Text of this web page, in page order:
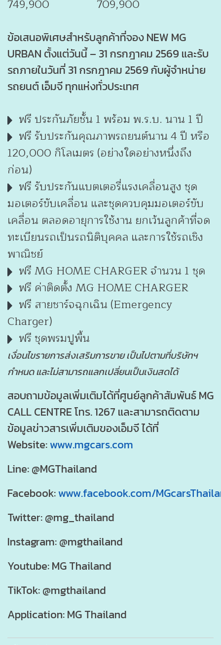
749,900 709,900
ข้อเสนอพิเศษสำหรับลูกค้าที่จอง NEW MG
URBAN ตั้งแต่วันนี้ – 31 กรกฎาคม 2569 และรับ
รถภายในวันที่ 31 กรกฎาคม 2569 กับผู้จำหน่าย
รถยนต์ เอ็มจี ทุกแห่งทั่วประเทศ
ฟรี ประกันภัยชั้น 1 พร้อม พ.ร.บ. นาน 1 ปี
ฟรี รับประกันคุณภาพรถยนต์นาน 4 ปี หรือ
120,000 กิโลเมตร (อย่างใดอย่างหนึ่งถึง
ก่อน)
ฟรี รับประกันแบตเตอรี่แรงเคลื่อนสูง ชุด
มอเตอร์ขับเคลื่อน และชุดควบคุมมอเตอร์ขับ
เคลื่อน ตลอดอายุการใช้งาน ยกเว้นลูกค้าที่จด
ทะเบียนรถเป็นรถนิติบุคคล และการใช้รถเชิง
พาณิชย์
ฟรี MG HOME CHARGER จำนวน 1 ชุด
ฟรี ค่าติดตั้ง MG HOME CHARGER
ฟรี สายชาร์จฉุกเฉิน (Emergency
Charger)
ฟรี ชุดพรมปูพื้น
เงื่อนไขรายการส่งเสริมการขาย เป็นไปตามที่บริษัทฯ
กำหนด และไม่สามารถแลกเปลี่ยนเป็นเงินสดได้
สอบถามข้อมูลเพิ่มเติมได้ที่ศูนย์ลูกค้าสัมพันธ์ MG
CALL CENTRE โทร. 1267 และสามารถติดตาม
ข้อมูลข่าวสารเพิ่มเติมของเอ็มจี ได้ที่
Website:www.mgcars.com
Line: @MGThailand
Facebook:www.facebook.com/
Twitter: @mg_thailand
Instagram: @mgthailand
Youtube: MG Thailand
TikTok: @mgthailand
Application: MG Thailand